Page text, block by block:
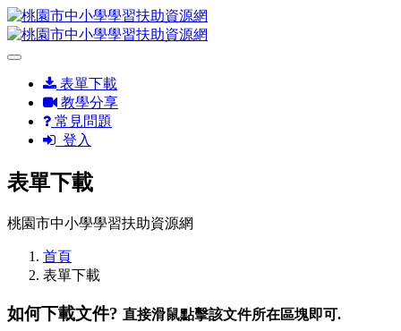
表單下載
教學分享
常見問題
登入
表單下載
桃園市中小學學習扶助資源網
首頁
表單下載
如何下載文件? 直接滑鼠點擊該文件所在區塊即可.